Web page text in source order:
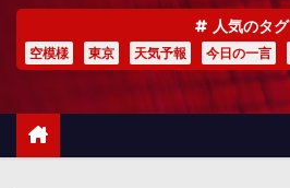
人気のタグ
空模様 東京 天気予報 今日の一言